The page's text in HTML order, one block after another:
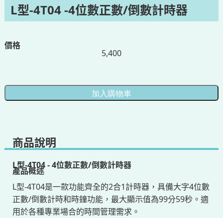
L型-4T04 -4位數正數/倒數計時器
價格
5,400
商品說明
L型-4T04 - 4位數正數/倒數計時器
產品概述
L型-4T04是一款功能齊全的2合1計時器，具備大字4位數
正數/倒數計時和時鐘功能，最大顯示值為99分59秒。適
用於各種專業場合的時間管理需求。